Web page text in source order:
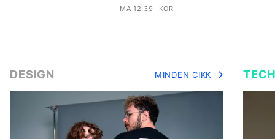
MA 12:39 -KOR
DESIGN MINDEN CIKK